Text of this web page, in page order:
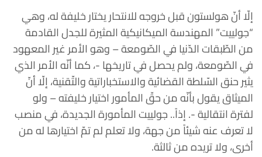
إلّا أنّ هولستون قبل خروجه للانتحار يختار خليفة له، وهي
“جولييت” المهندسة الميكانيكية المثيرة للجدل القادمة
من الطّبقات الدّنيا في الصّومعة – وهو الأمر غير المعهود
في الصّومعة، ولم يحصل في تاريخها -، كما أنّه الأمر الذي
يثير حنق السّلطة القضائية والاستخباراتية والتّقنية، إلّا أنّ
الميثاق يقول بأنّه من حقّ المأمور اختيار خليفته – ولو
لفترة انتقالية -. إذاً.. جولييت المأمورة الجديدة، في منصب
لا تعرف عنه شيئاً من جهة، ولا تعلم لم تمّ اختيارها له من
أخرى، ولا تريده من ثالثة.